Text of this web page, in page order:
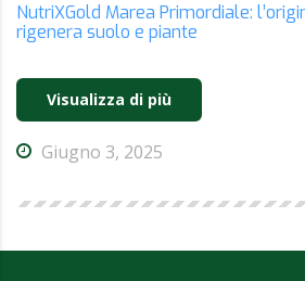
NutriXGold Marea Primordiale:
rigenera suolo e piante
Visualizza di più
Giugno 3, 2025